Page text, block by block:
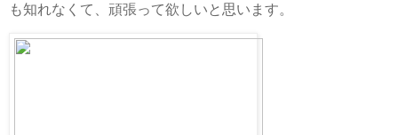
も知れなくて、頑張って欲しいと思います。